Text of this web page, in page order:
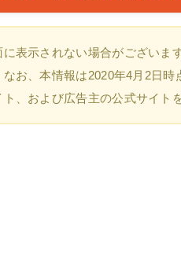
表示されない場合がございま
お、本情報は2020年4月2日時
、および広告主の公式サイト